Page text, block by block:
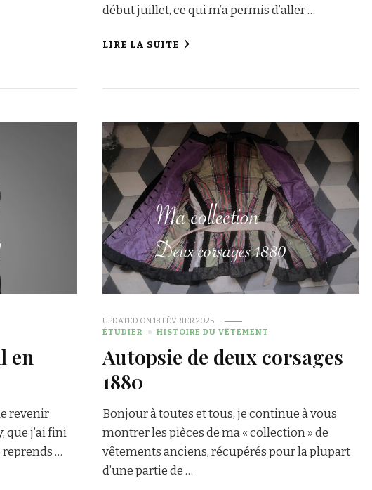
début juillet, ce qui m’a permis d’aller …
LIRE LA SUITE
en
revenir
que j’ai fini
reprends …
UPDATED ON18 FÉVRIER 2025
ÉTUDIER
HISTOIRE DU VÊTEMENT
Autopsie de deux corsages
1880
Bonjour à toutes et tous, je continue à vous
montrer les pièces de ma « collection » de
vêtements anciens, récupérés pour la plupart
d’une partie de …